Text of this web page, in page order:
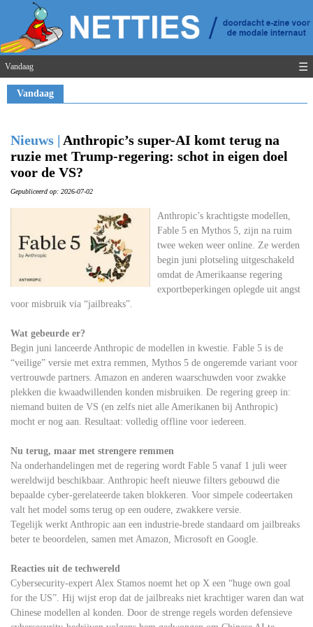
Vandaag ☰
Vandaag
Nieuws | Anthropic’s super-AI komt terug na
ruzie met Trump-regering: schot in eigen doel
voor de VS?
Gepubliceerd op: 2026-07-02
Anthropic’s krachtigste modellen,
Fable 5 en Mythos 5, zijn na ruim
twee weken weer online. Ze werden
begin juni plotseling uitgeschakeld
omdat de Amerikaanse regering
exportbeperkingen oplegde uit angst
voor misbruik via “jailbreaks”.
Wat gebeurde er?
Begin juni lanceerde Anthropic de modellen in kwestie. Fable 5 is de
“veilige” versie met extra remmen, Mythos 5 de ongeremde variant voor
vertrouwde partners. Amazon en anderen waarschuwden voor zwakke
plekken die kwaadwillenden konden misbruiken. De regering greep in:
niemand buiten de VS (en zelfs niet alle Amerikanen bij Anthropic)
mocht er nog aan. Resultaat: volledig offline voor iedereen.
Nu terug, maar met strengere remmen
Na onderhandelingen met de regering wordt Fable 5 vanaf 1 juli weer
wereldwijd beschikbaar. Anthropic heeft nieuwe filters gebouwd die
bepaalde cyber-gerelateerde taken blokkeren. Voor simpele codeertaken
valt het model soms terug op een oudere, zwakkere versie.
Tegelijk werkt Anthropic aan een industrie-brede standaard om jailbreaks
beter te beoordelen, samen met Amazon, Microsoft en Google.
Reacties uit de techwereld
Cybersecurity-expert Alex Stamos noemt het op X een “huge own goal
for the US”. Hij wijst erop dat de jailbreaks niet krachtiger waren dan wat
Chinese modellen al konden. Door de strenge regels worden defensieve